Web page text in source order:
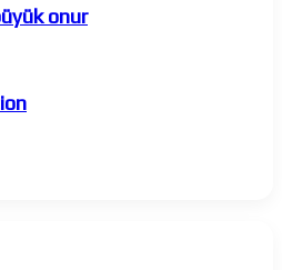
onur